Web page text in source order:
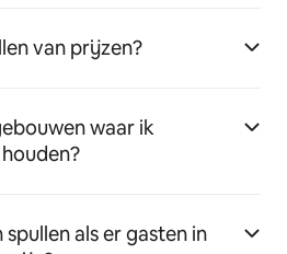
van prijzen?
waar ik
als er gasten in